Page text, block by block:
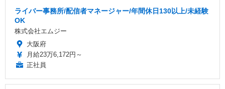
ライバー事務所/配信者マネージャー/年間休日130以上/未経験
OK
株式会社エムジー
大阪府
月給23万6,172円～
正社員